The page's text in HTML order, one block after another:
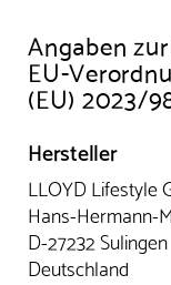
Angaben
EU-
(EU) 2023/
Hersteller
LLOYD Lifestyle
Hans-Hermann-
D-27232 Sulingen
Deutschland